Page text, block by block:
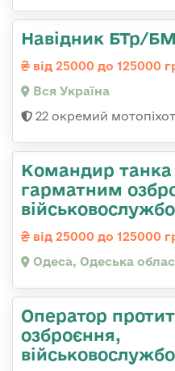
Навідник БТр/
від 25000 до 125000
Вся Україна
22 окремий
Командиp танка
гарматним
від 25000 до 125000
Одеса, Одеська
Оператор
озброєння,